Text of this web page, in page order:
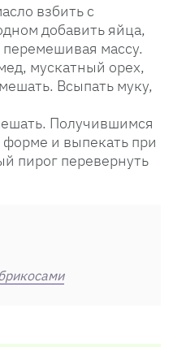
взбить с
добавить яйца,
массу.
мускатный орех,
Всыпать муку,
Получившимся
и выпекать при
пирог перевернуть